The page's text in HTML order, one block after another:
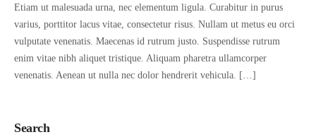
Etiam ut malesuada urna, nec elementum ligula. Curabitur in purus
varius, porttitor lacus vitae, consectetur risus. Nullam ut metus eu orci
vulputate venenatis. Maecenas id rutrum justo. Suspendisse rutrum
enim vitae nibh aliquet tristique. Aliquam pharetra ullamcorper
venenatis. Aenean ut nulla nec dolor hendrerit vehicula. […]
Search